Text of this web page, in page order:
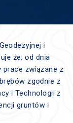
i
że, od dnia
prace związane z
zgodnie z
i Technologii z
gruntów i